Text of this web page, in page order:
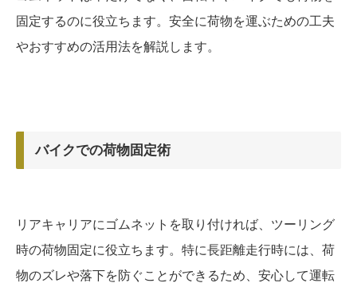
固定するのに役立ちます。安全に荷物を運ぶための工夫
やおすすめの活用法を解説します。
バイクでの荷物固定術
リアキャリアにゴムネットを取り付ければ、ツーリング
時の荷物固定に役立ちます。特に長距離走行時には、荷
物のズレや落下を防ぐことができるため、安心して運転